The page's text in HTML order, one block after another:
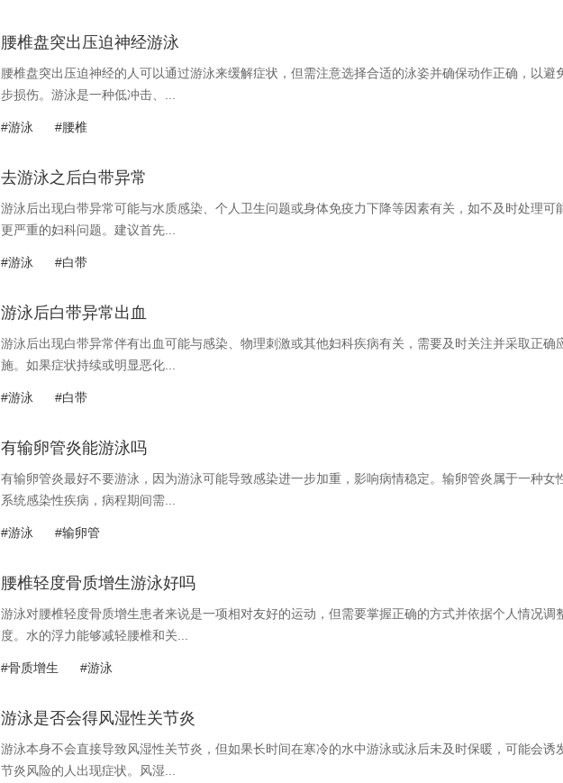
腰椎盘突出压迫神经游泳
腰椎盘突出压迫神经的人可以通过游泳来缓解症状，但需注意选择合适的泳姿并确保动作正确，以避
步损伤。游泳是一种低冲击、...
#游泳 #腰椎
去游泳之后白带异常
游泳后出现白带异常可能与水质感染、个人卫生问题或身体免疫力下降等因素有关，如不及时处理可
更严重的妇科问题。建议首先...
#游泳 #白带
游泳后白带异常出血
游泳后出现白带异常伴有出血可能与感染、物理刺激或其他妇科疾病有关，需要及时关注并采取正确
施。如果症状持续或明显恶化...
#游泳 #白带
有输卵管炎能游泳吗
有输卵管炎最好不要游泳，因为游泳可能导致感染进一步加重，影响病情稳定。输卵管炎属于一种女
系统感染性疾病，病程期间需...
#游泳 #输卵管
腰椎轻度骨质增生游泳好吗
游泳对腰椎轻度骨质增生患者来说是一项相对友好的运动，但需要掌握正确的方式并依据个人情况调
度。水的浮力能够减轻腰椎和关...
#骨质增生 #游泳
游泳是否会得风湿性关节炎
游泳本身不会直接导致风湿性关节炎，但如果长时间在寒冷的水中游泳或泳后未及时保暖，可能会诱
节炎风险的人出现症状。风湿...